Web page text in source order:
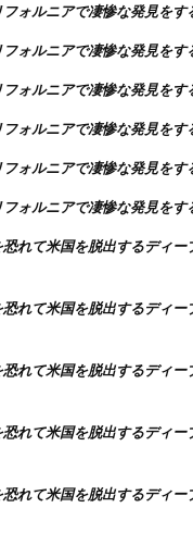
ォルニアで凄惨な発見をす
ォルニアで凄惨な発見をす
ォルニアで凄惨な発見をす
ォルニアで凄惨な発見をす
ォルニアで凄惨な発見をす
ォルニアで凄惨な発見をす
れて米国を脱出するディー
れて米国を脱出するディー
れて米国を脱出するディー
れて米国を脱出するディー
れて米国を脱出するディー